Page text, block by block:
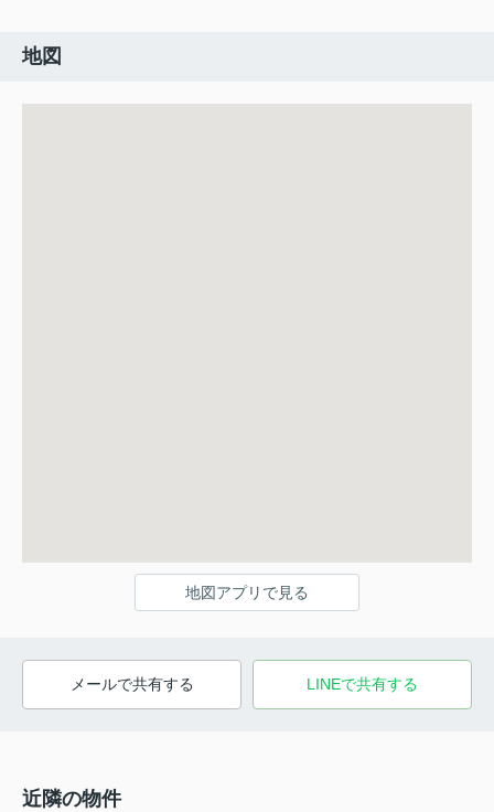
地図
地図アプリで見る
メールで共有する LINEで共有する
近隣の物件